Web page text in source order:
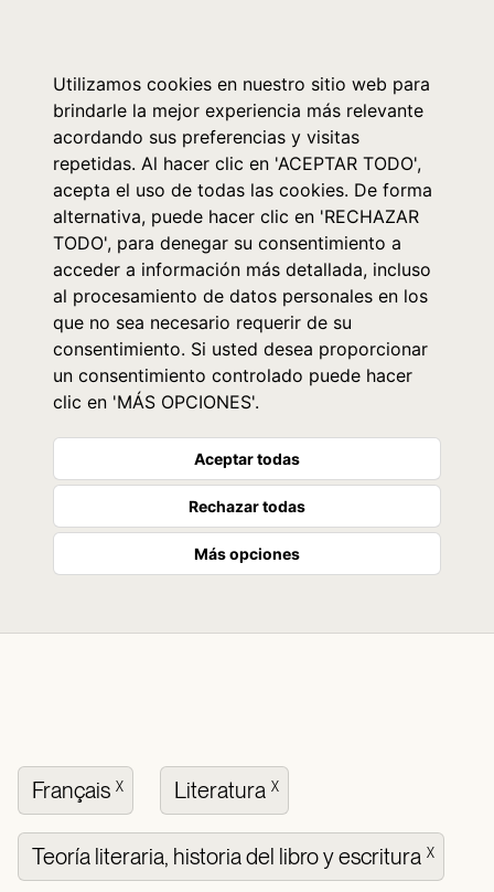
Utilizamos cookies en nuestro sitio web para
brindarle la mejor experiencia más relevante
acordando sus preferencias y visitas
repetidas. Al hacer clic en 'ACEPTAR TODO',
acepta el uso de todas las cookies. De forma
alternativa, puede hacer clic en 'RECHAZAR
TODO', para denegar su consentimiento a
acceder a información más detallada, incluso
al procesamiento de datos personales en los
que no sea necesario requerir de su
consentimiento. Si usted desea proporcionar
un consentimiento controlado puede hacer
clic en 'MÁS OPCIONES'.
Aceptar todas
Rechazar todas
Más opciones
Français X Literatura X
Teoría literaria, historia del libro y escritura X